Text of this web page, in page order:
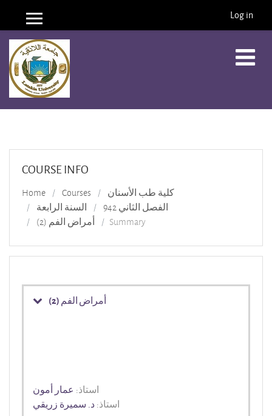
Skip to main content
Side panel Log in
COURSE INFO
Home Courses
كلية طب الأسنان
السنة الرابعة
الفصل الثاني 942
أمراض الفم (2)
Summary
أمراض الفم (2)
استاذ: عمار أمون
استاذ: د. سميرة زريقي